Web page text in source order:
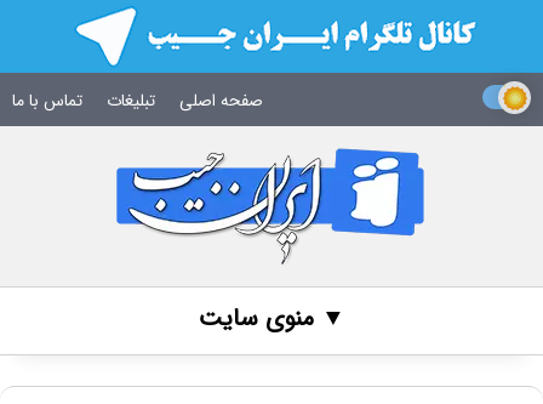
صفحه اصلی تبلیغات تماس با ما
▼ منوی سایت